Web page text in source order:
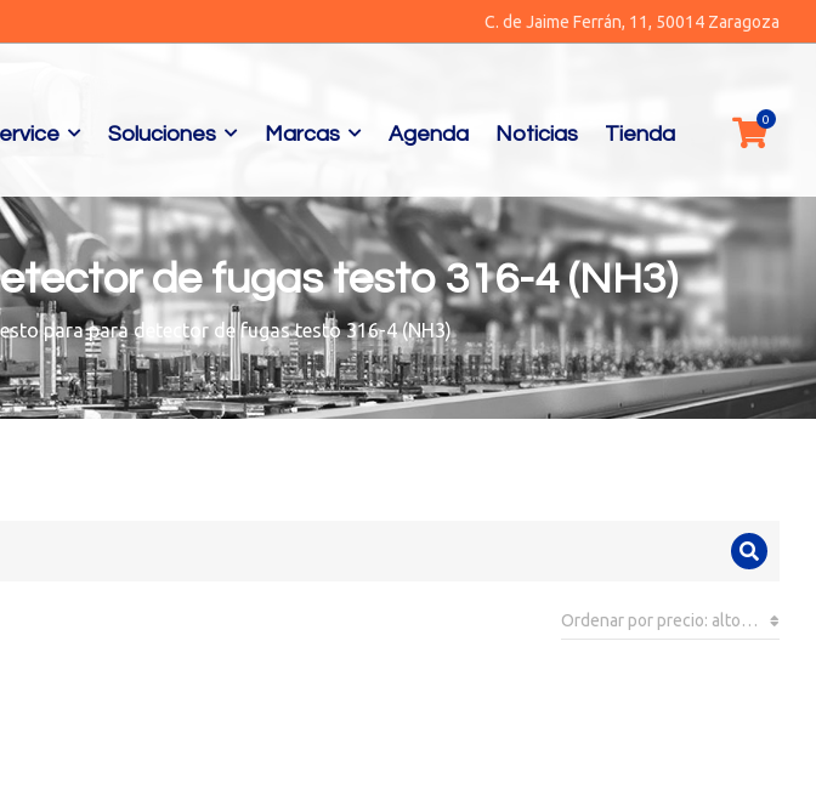
C. de Jaime Ferrán, 11, 50014 Zaragoza
Soluciones Marcas Agenda Noticias Tienda
de fugas testo 316-4 (NH3)
para para detector de fugas testo 316-4 (NH3)